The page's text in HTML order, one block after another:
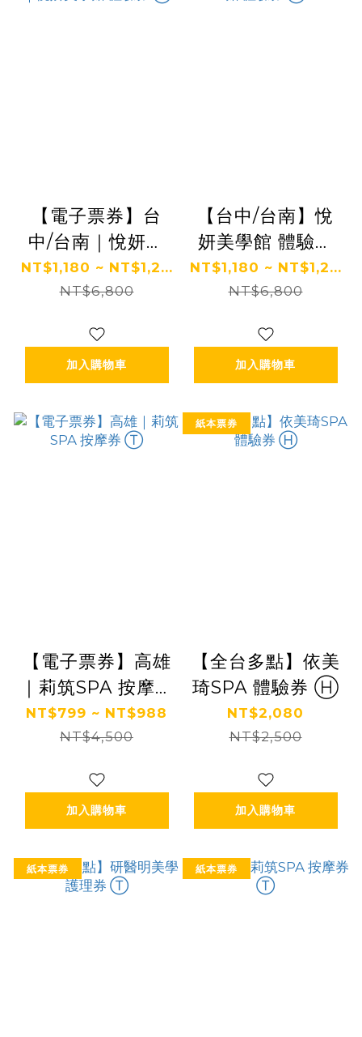
【電子票券】台
中/台南｜悅妍美
學館 體驗券 Ⓣ
NT$1,180 ~ NT$1,2...
NT$6,800
加入購物車
【台中/台南】悅
妍美學館 體驗券
Ⓣ
NT$1,180 ~ NT$1,2...
NT$6,800
加入購物車
【電子票券】高雄
｜莉筑SPA 按摩券
Ⓣ
NT$799 ~ NT$988
NT$4,500
加入購物車
紙本票券
【全台多點】依美
琦SPA 體驗券 Ⓗ
NT$2,080
NT$2,500
加入購物車
紙本票券 紙本票券